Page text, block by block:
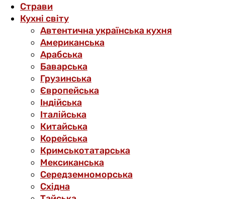
Страви
Кухні світу
Автентична українська кухня
Американська
Арабська
Баварська
Грузинська
Європейська
Індійська
Італійська
Китайська
Корейська
Кримськотатарська
Мексиканська
Середземноморська
Східна